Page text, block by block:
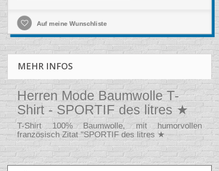
Auf meine Wunschliste
MEHR INFOS
Herren Mode Baumwolle T-
Shirt - SPORTIF des litres ★
T-Shirt 100% Baumwolle, mit humorvollen
französisch Zitat "SPORTIF des litres ★